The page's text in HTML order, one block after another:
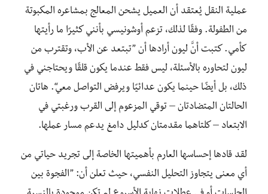
عملية النقل يُعتقد أن العميل يشحن المعالج بمشاعره المكبوتة
من الطفولة. وفقًا لذلك، تزعم أوشونيسي بأنني كثيرًا ما رأيتها
كأمي. كتبت أنَّ ليون أرادها أن ”تبتعد عن الأب، وتقترب من
ليون لتحاوره بالأسئلة، ليس فقط عندما يكون قلقًا ويحتاجني في
ذلك، بل أيضًا حينما يكون عدائيًا ويرفض التواصل معي“. هاتان
الحالتان المتضادتان – توقي المزعوم إلى القرب ورغبتي في
الابتعاد – كلتاهما مقدمتان كدليل دامغ يدعم مسار عملها.
لقد قادها إحساسها العارم بأهميتها الخاصة إلى تجريد حياتي من
أي معنى يتجاوز التحليل النفسي، حيث تعلن أن: ”الفجوة بين